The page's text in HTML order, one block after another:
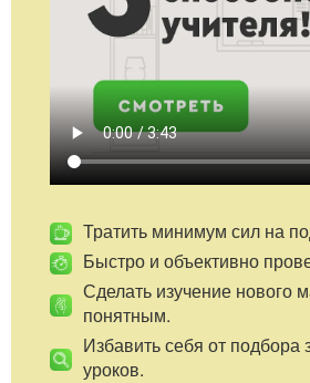
Тратить минимум сил на
Быстро и объективно
Сделать изучение нового
понятным.
Избавить себя от подбора
уроков.